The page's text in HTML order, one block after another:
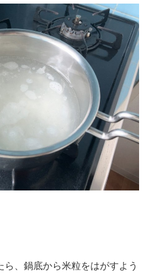
、鍋底から米粒をはがすよう